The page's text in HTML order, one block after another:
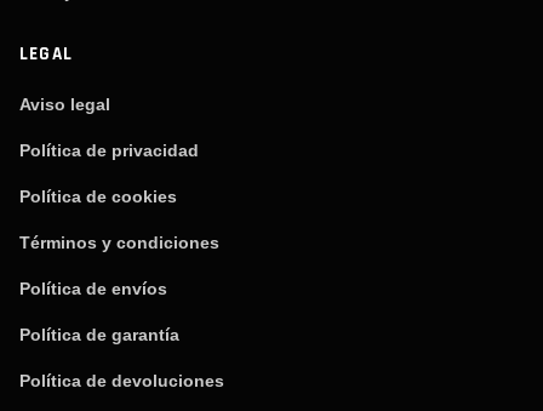
LEGAL
Aviso legal
Política de privacidad
Política de cookies
Términos y condiciones
Política de envíos
Política de garantía
Política de devoluciones